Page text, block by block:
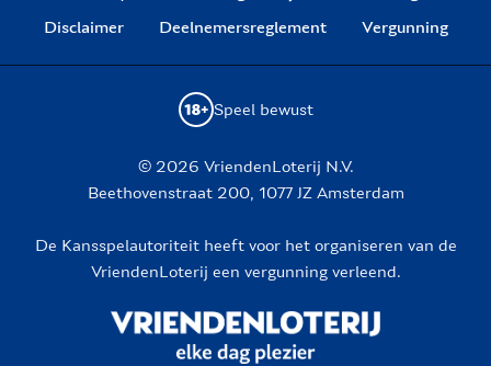
Disclaimer
Deelnemersreglement Vergunning
Speel bewust
© 2026 VriendenLoterij N.V.
Beethovenstraat 200, 1077 JZ Amsterdam
De Kansspelautoriteit heeft voor het organiseren van de
VriendenLoterij een vergunning verleend.